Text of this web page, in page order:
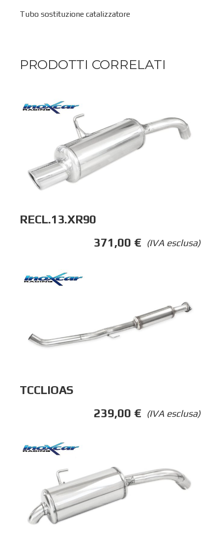
Tubo sostituzione catalizzatore
PRODOTTI CORRELATI
RECL.13.XR90
(IVA esclusa)
371,00 €
TCCLIOAS
(IVA esclusa)
239,00 €